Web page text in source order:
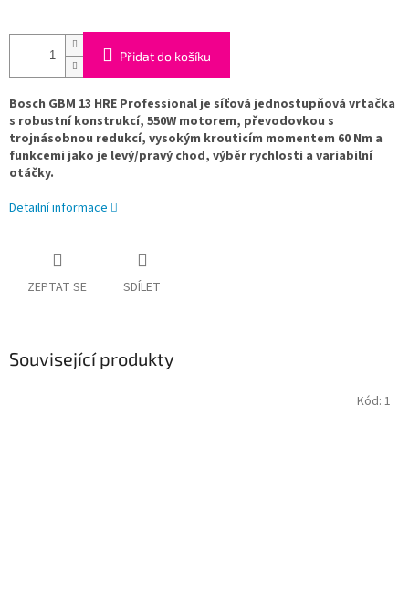
Přidat do košíku
Bosch GBM 13 HRE Professional je síťová jednostupňová vrtačka
s robustní konstrukcí, 550W motorem, převodovkou s
trojnásobnou redukcí, vysokým krouticím momentem 60 Nm a
funkcemi jako je levý/pravý chod, výběr rychlosti a variabilní
otáčky.
Detailní informace
ZEPTAT SE SDÍLET
Související produkty
Kód: 1